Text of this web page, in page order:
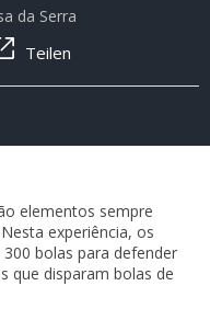
da Serra
Teilen
elementos sempre
experiência, os
bolas para defender
que disparam bolas de